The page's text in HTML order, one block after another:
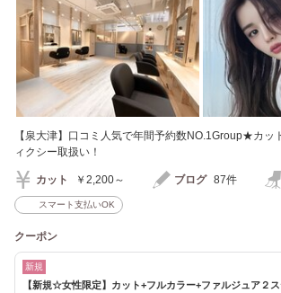
【泉大津】口コミ人気で年間予約数NO.1Group★カッ
ィクシー取扱い！
カット ￥2,200～ ブログ 87件
スマート支払いOK
クーポン
新規
【新規☆女性限定】カット+フルカラー+ファルジュア２